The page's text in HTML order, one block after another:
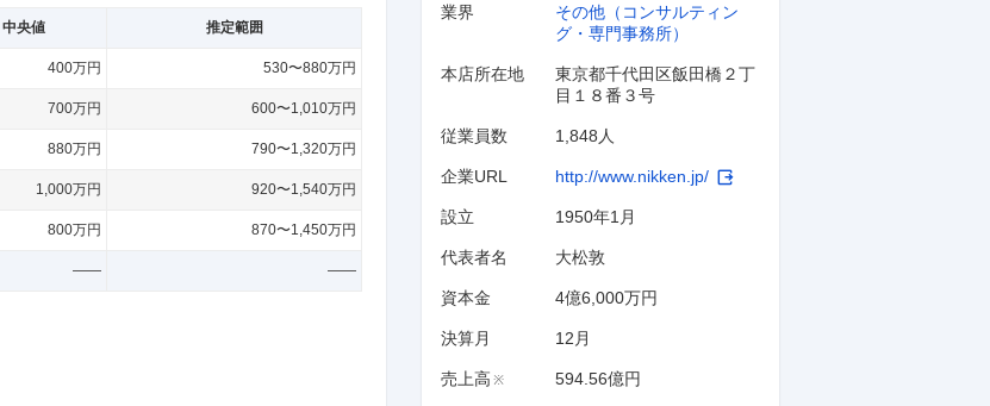
中央値 推定範囲
400万円 530〜880万円
700万円 600〜1,010万円
880万円 790〜1,320万円
1,000万円 920〜1,540万円
800万円 870〜1,450万円
—— ——
業界
その他（コンサルティン
グ・専門事務所）
本店所在地
東京都千代田区飯田橋２丁
目１８番３号
従業員数 1,848人
企業URL http://www.nikken.jp/
設立 1950年1月
代表者名 大松敦
資本金 4億6,000万円
決算月 12 月
売上高 ※ 594.56億円